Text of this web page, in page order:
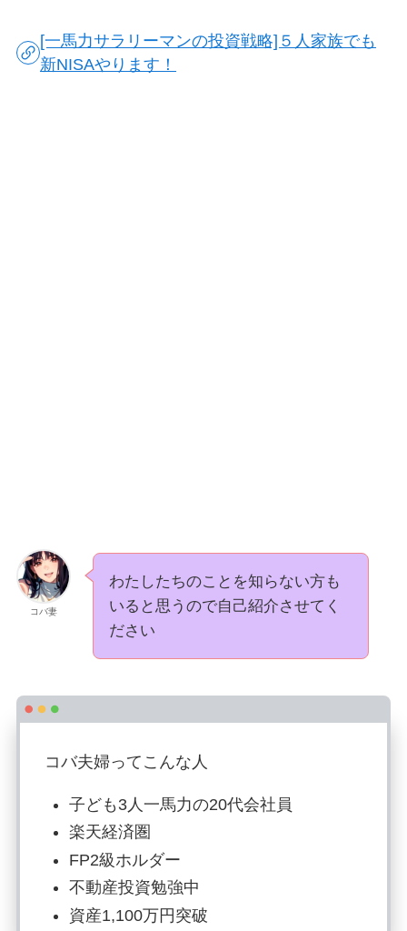
[一馬力サラリーマンの投資戦略]５人家族でも
新NISAやります！
コバ妻
わたしたちのことを知らない方も
いると思うので自己紹介させてく
ださい
コバ夫婦ってこんな人
子ども3人一馬力の20代会社員
楽天経済圏
FP2級ホルダー
不動産投資勉強中
資産1,100万円突破